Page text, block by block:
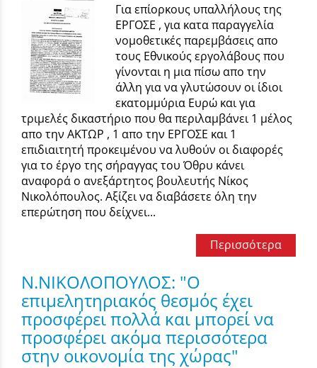
Για επίορκους υπαλλήλους της
ΕΡΓΟΣΕ , για κατα παραγγελία
νομοθετικές παρεμβάσεις απο
τους Εθνικούς εργολάβους που
γίνονται η μια πίσω απο την
άλλη για να γλυτώσουν οι ίδιοι
εκατομμύρια Ευρώ και για
τριμελές δικαστήριο που θα περιλαμβάνει 1 μέλος
απο την ΑΚΤΩΡ , 1 απο την ΕΡΓΟΣΕ και 1
επιδιαιτητή προκειμένου να λυθούν οι διαφορές
για το έργο της σήραγγας του Όθρυ κάνει
αναφορά ο ανεξάρτητος βουλευτής Νίκος
Νικολόπουλος. Αξίζει να διαβάσετε όλη την
επερώτηση που δείχνει...
Περισσότερα
Ν.ΝΙΚΟΛΟΠΟΥΛΟΣ: "Ο
επιμελητηριακός θεσμός έχει
προσφέρει πολλά και μπορεί να
προσφέρει ακόμα περισσότερα
στην οικονομία της χώρας"